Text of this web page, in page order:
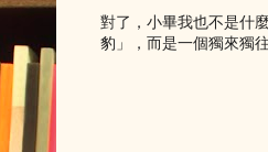
對了，小畢我也不是什
豹」，而是一個獨來獨